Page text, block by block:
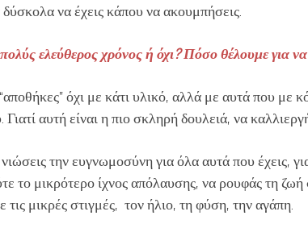
να έχεις κάπου να ακουμπήσεις.
ελεύθερος χρόνος ή όχι? Πόσο θέλουμε για
όχι με κάτι υλικό, αλλά με αυτά που με
αυτή είναι η πιο σκληρή δουλειά, να
την ευγνωμοσύνη για όλα αυτά που έχεις,
το μικρότερο ίχνος απόλαυσης, να ρουφάς τη
μικρές στιγμές, τον ήλιο, τη φύση, την αγάπη.